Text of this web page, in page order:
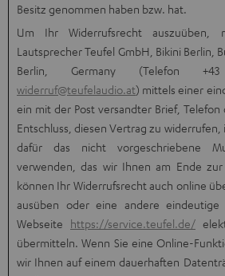
Besitz genommen haben bzw. hat.
Um Ihr Widerrufsrecht auszuüben,
Lautsprecher Teufel GmbH, Bikini Berlin,
Berlin, Germany (Telefon +43
widerruf@teufelaudio.at) mittels einer
ein mit der Post versandter Brief,
Entschluss, diesen Vertrag zu
dafür das nicht vorgeschriebene
verwenden, das wir Ihnen am Ende
können Ihr Widerrufsrecht auch online
ausüben oder eine andere eindeutige
Webseite https://service.teufel.de/
übermitteln. Wenn Sie eine Online-
wir Ihnen auf einem dauerhaften